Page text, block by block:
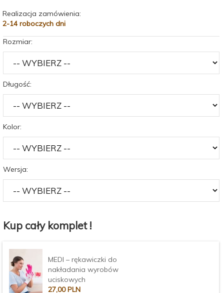
Realizacja zamówienia:
2-14 roboczych dni
Rozmiar:
Długość:
Kolor:
Wersja:
Kup cały komplet !
MEDI – rękawiczki do
nakładania wyrobów
uciskowych
27,00 PLN